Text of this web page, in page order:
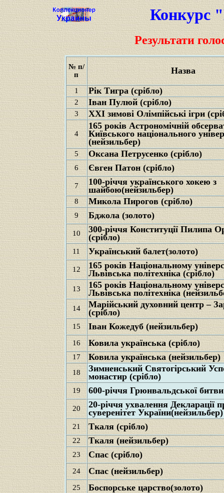
Конкурс
Результати
№ п/
п
Назва
1 Рік Тигра (срібло)
2 Іван Пулюй (срібло)
3 XXI зимові Олімпійські ігри
4
165 років Астрономічній
Київського національного
(нейзильбер)
5 Оксана Петрусенко (срібло)
6 Євген Патон (срібло)
7
100-річчя українського хокею з
шайбою(нейзильбер)
8 Микола Пирогов (срібло)
9 Бджола (золото)
10
300-річчя Конституції Пилипа
(срібло)
11 Український балет(золото)
12
165 років Національному
Львівська політехніка (срібло)
13
165 років Національному
Львівська політехніка
14
Марійський духовний центр –
(срібло)
15 Іван Кожедуб (нейзильбер)
16 Ковила українська (срібло)
17 Ковила українська (нейзильбер)
18
Зимненський Святогірський
монастир (срібло)
19 600-річчя Грюнвальдської битви
20
20-річчя ухвалення Декларації
суверенітет України(нейзильбер)
21 Ткаля (срібло)
22 Ткаля (нейзильбер)
23 Спас (срібло)
24 Спас (нейзильбер)
25 Боспорське царство(золото)